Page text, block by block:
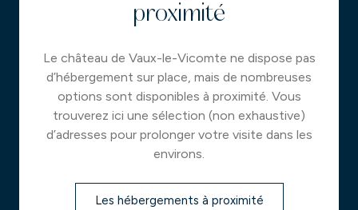
proximité
Le château de Vaux-le-Vicomte ne dispose pas
d’hébergement sur place, mais de nombreuses
options sont disponibles à proximité. Vous
trouverez ici une sélection (non exhaustive)
d’adresses pour prolonger votre visite dans les
environs.
Les hébergements à proximité